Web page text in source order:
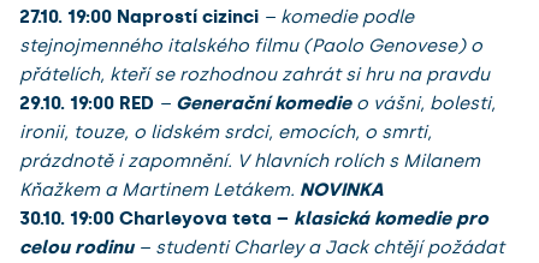
27.10. 19:00 Naprostí cizinci – komedie podle
stejnojmenného italského filmu (Paolo Genovese) o
přátelích, kteří se rozhodnou zahrát si hru na pravdu
29.10. 19:00 RED – Generační komedie o vášni, bolesti,
ironii, touze, o lidském srdci, emocích, o smrti,
prázdnotě i zapomnění. V hlavních rolích s Milanem
Kňažkem a Martinem Letákem. NOVINKA
30.10. 19:00 Charleyova teta – klasická komedie pro
celou rodinu – studenti Charley a Jack chtějí požádat